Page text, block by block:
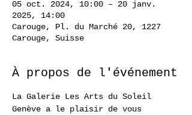
05 oct. 2024, 10:00 – 20 janv.
2025, 14:00
Carouge, Pl. du Marché 20, 1227
Carouge, Suisse
À propos de l'événement
La Galerie Les Arts du Soleil
Genève a le plaisir de vous